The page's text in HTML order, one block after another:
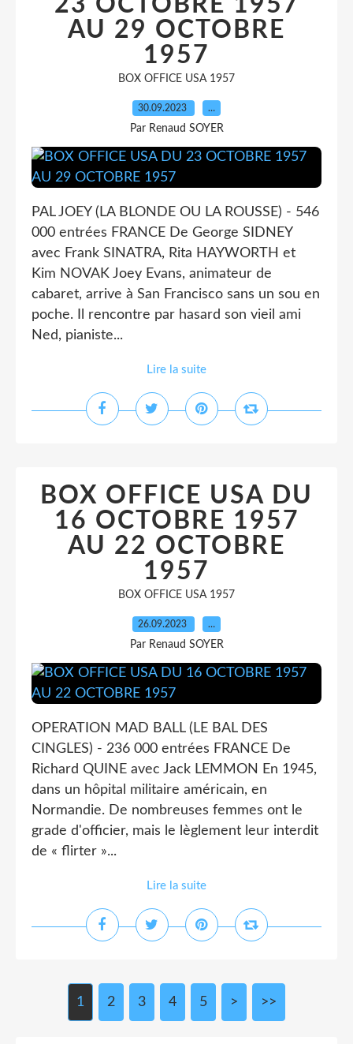
AU 29 OCTOBRE
1957
BOX OFFICE USA 1957
30.09.2023 …
Par Renaud SOYER
PAL JOEY (LA BLONDE OU LA ROUSSE) - 546
000 entrées FRANCE De George SIDNEY
avec Frank SINATRA, Rita HAYWORTH et
Kim NOVAK Joey Evans, animateur de
cabaret, arrive à San Francisco sans un sou en
poche. Il rencontre par hasard son vieil ami
Ned, pianiste...
Lire la suite
BOX OFFICE USA DU
16 OCTOBRE 1957
AU 22 OCTOBRE
1957
BOX OFFICE USA 1957
26.09.2023 …
Par Renaud SOYER
OPERATION MAD BALL (LE BAL DES
CINGLES) - 236 000 entrées FRANCE De
Richard QUINE avec Jack LEMMON En 1945,
dans un hôpital militaire américain, en
Normandie. De nombreuses femmes ont le
grade d'officier, mais le lèglement leur interdit
de « flirter »...
Lire la suite
1 2 3 4 5 > >>